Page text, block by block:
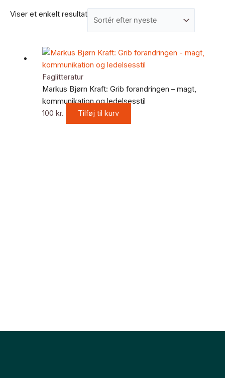
Viser et enkelt resultat
Faglitteratur
Markus Bjørn Kraft: Grib forandringen – magt,
kommunikation og ledelsesstil
100 kr. Tilføj til kurv